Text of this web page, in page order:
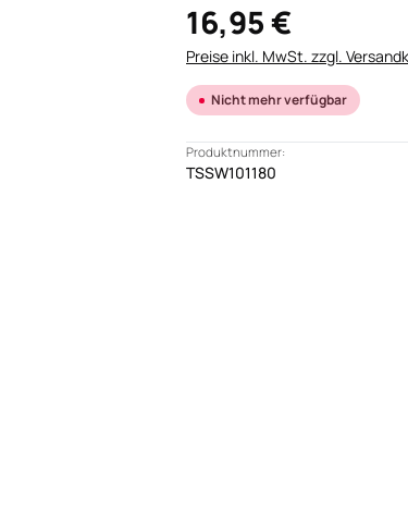
16,95 €
Preise inkl. MwSt. zzgl.
Nicht mehr verfügbar
Produktnummer:
TSSW101180